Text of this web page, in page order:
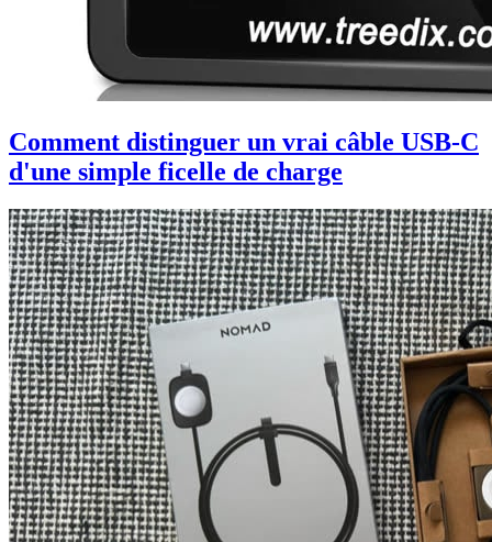
Comment distinguer un vrai câble USB-C
d'une simple ficelle de charge